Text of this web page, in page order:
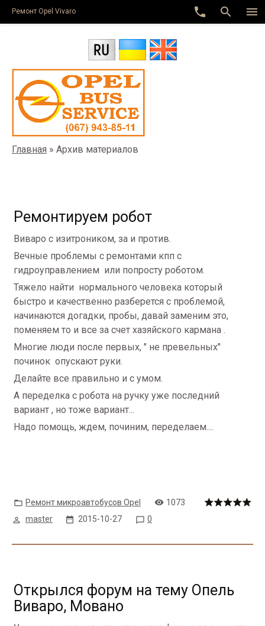
menu
search
phone
Ремонт Оpel Vivaro
Главная » Архив материалов
Ремонтируем робот
Виваро с изитроником, за и против.
Вечные проблемы с ремонтами кпп с
гидроуправлением или попросту роботом.
Тяжело найти нормального человека который
быстро и качественно разберется с проблемой,
начинаются догадки, пробы, давай заменим это,
поменяем то и все за счет хазяйского кармана .
Многие люди после первых, " не превельных"
починок опускают руки.
Делайте все правильно и с умом.
А переделка с робота на ручку уже последний
вариант , но тоже вариант...
Надо помощь, ждем, починим, переделаем....
Ремонт микроавтобусов Opel
1073
master
2015-10-27 0
Открылся форум на тему Опель
Виваро, Мовано